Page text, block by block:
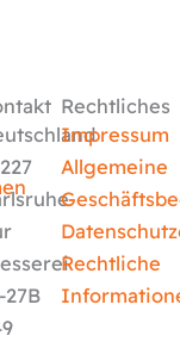
27B
Rechtliches
Impressum
Allgemeine
Rechtliche